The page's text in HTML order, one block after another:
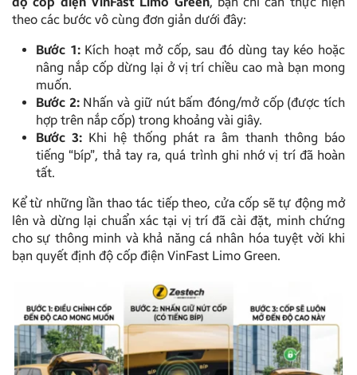
theo các bước vô cùng đơn giản dưới đây:
Bước 1:Kích hoạt mở cốp, sau đó dùng tay kéo hoặc
nâng nắp cốp dừng lại ở vị trí chiều cao mà bạn mong
muốn.
Bước 2:Nhấn và giữ nút bấm đóng/mở cốp (được tích
hợp trên nắp cốp) trong khoảng vài giây.
Bước 3:Khi hệ thống phát ra âm thanh thông báo
tiếng “bíp”, thả tay ra, quá trình ghi nhớ vị trí đã hoàn
tất.
Kể từ những lần thao tác tiếp theo, cửa cốp sẽ tự động mở
lên và dừng lại chuẩn xác tại vị trí đã cài đặt, minh chứng
cho sự thông minh và khả năng cá nhân hóa tuyệt vời khi
bạn quyết định độ cốp điện VinFast Limo Green.